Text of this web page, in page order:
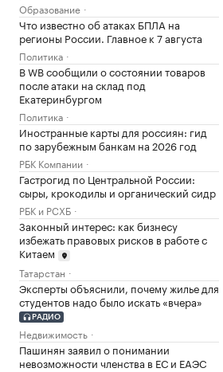
Образование
Что известно об атаках БПЛА на
регионы России. Главное к 7 августа
Политика
В WB сообщили о состоянии товаров
после атаки на склад под
Екатеринбургом
Политика
Иностранные карты для россиян: гид
по зарубежным банкам на 2026 год
РБК Компании
Гастрогид по Центральной России:
сыры, крокодилы и органический сидр
РБК и РСХБ
Законный интерес: как бизнесу
избежать правовых рисков в работе с
Китаем
Татарстан
Эксперты объяснили, почему жилье для
студентов надо было искать «вчера»
РАДИО
Недвижимость
Пашинян заявил о понимании
невозможности членства в ЕС и ЕАЭС